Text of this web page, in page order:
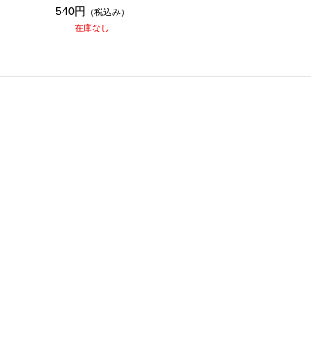
540円
（税込み）
在庫なし